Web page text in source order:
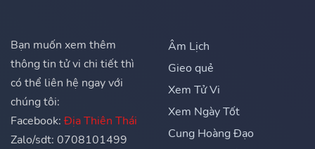
Bạn muốn xem thêm
thông tin tử vi chi tiết thì
có thể liên hệ ngay với
chúng tôi:
Facebook: Địa Thiên Thái
Zalo/sdt: 0708101499
Âm Lịch
Gieo quẻ
Xem Tử Vi
Xem Ngày Tốt
Cung Hoàng Đạo